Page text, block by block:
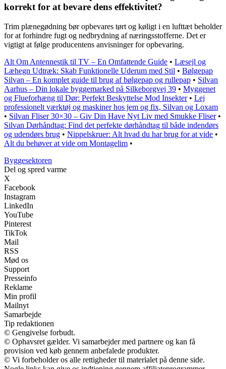
korrekt for at bevare dens effektivitet?
Trim plænegødning bør opbevares tørt og køligt i en lufttæt beholder
for at forhindre fugt og nedbrydning af næringsstofferne. Det er
vigtigt at følge producentens anvisninger for opbevaring.
Alt Om Antennestik til TV – En Omfattende Guide • Læsejl og
Læhegn Udtræk: Skab Funktionelle Uderum med Stil • Bølgepap
Silvan – En komplet guide til brug af bølgepap og rullepap • Silvan
Aarhus – Din lokale byggemarked på Silkeborgvej 39 • Myggenet
og Flueforhæng til Dør: Perfekt Beskyttelse Mod Insekter• Lej
professionelt værktøj og maskiner hos jem og fix, Silvan og Loxam
• Silvan Fliser 30×30 – Giv Din Have Nyt Liv med Smukke Fliser•
Silvan Dørhåndtag: Find det perfekte dørhåndtag til både indendørs
og udendørs brug • Nippelskruer: Alt hvad du har brug for at vide •
Alt du behøver at vide om Montagelim •
Byggesektoren
Del og spred varme
X
Facebook
Instagram
LinkedIn
YouTube
Pinterest
TikTok
Mail
RSS
Mød os
Support
Presseinfo
Reklame
Min profil
Mailnyt
Samarbejde
Tip redaktionen
© Gengivelse forbudt.
© Ophavsret gælder. Vi samarbejder med partnere og kan få
provision ved køb gennem anbefalede produkter.
© Vi forbeholder os alle rettigheder til materialet på denne side.